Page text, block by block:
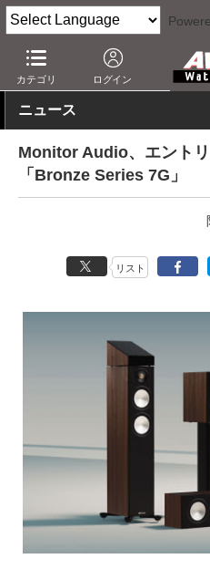
カテゴリ ログイン
AV Watch 製品 オーディオスピ
ニュース
Monitor Audio、エント
「Bronze Series 7G」
リスト